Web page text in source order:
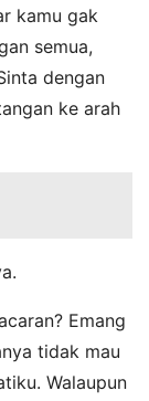
kamu gak
semua,
dengan
ke arah
Emang
tidak mau
Walaupun